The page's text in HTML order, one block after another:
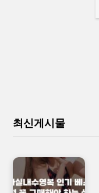
최신게시물